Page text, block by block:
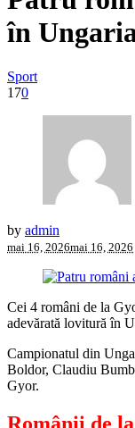
în
Sport
170
by admin
mai 16, 2026mai 16, 2026
Cei 4 români de la
adevărată lovitură în
Campionatul din
Boldor, Claudiu
Gyor.
Românii de